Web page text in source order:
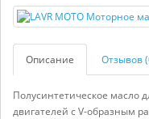
Описание Отзывов
Полусинтетическое масло
двигателей с V-образным